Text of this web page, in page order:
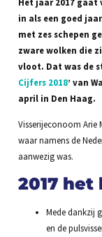
in als een goed
met zes schepen
zware wolken die
vloot. Dat was de
Cijfers 2018’ van
april in Den Haag.
Visserijeconoom Arie
waar namens de
aanwezig was.
2017 het
Mede dankzij
en de